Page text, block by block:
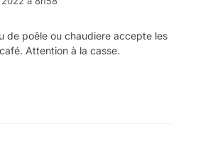
de poêle ou chaudiere accepte les
Attention à la casse.